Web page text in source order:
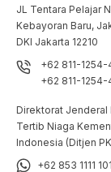
JL Tentara Pelajar
Kebayoran Baru,
DKI Jakarta 12210
+62 811-
+62 811-
Direktorat Jenderal
Tertib Niaga
Indonesia (Ditjen
+62 853 1111